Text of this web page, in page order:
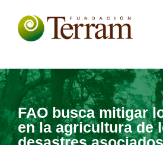
FAO busca mitigar
en la agricultura de